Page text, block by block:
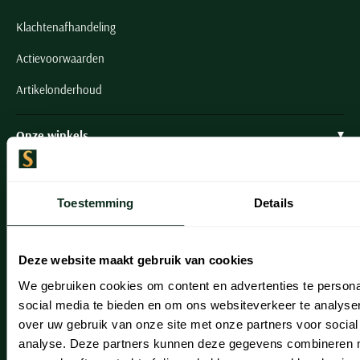
Toestemming Details
Deze website maakt gebruik van cookies
We gebruiken cookies om content en advertenties te
social media te bieden en om ons websiteverkeer te
over uw gebruik van onze site met onze partners voor
analyse. Deze partners kunnen deze gegevens combineren
Klachtenafhandeling
Actievoorwaarden
Artikelonderhoud
Onze winkels
Onze winkels
Heemstede
Leiderdorp
Noordwijk